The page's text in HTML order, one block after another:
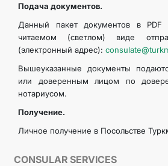
CONSULAR SERVICES
Подача документов.
Данный пакет документов в
читаемом (светлом) виде
(электронный адрес):
Вышеуказанные документы
или доверенным лицом по
нотариусом.
Получение.
Личное получение в Посольстве